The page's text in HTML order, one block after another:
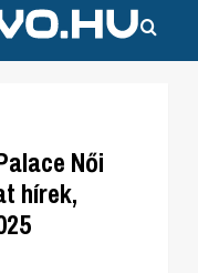
Női
hírek,